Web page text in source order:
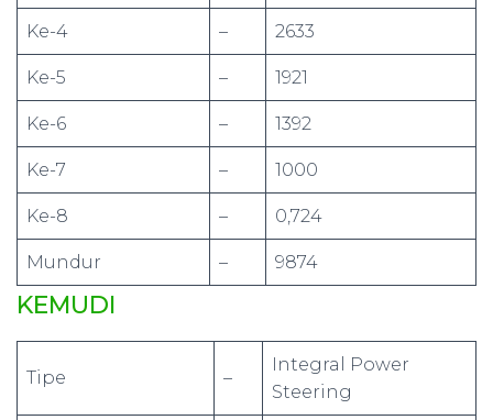
Ke-4 – 2633
Ke-5 – 1921
Ke-6 – 1392
Ke-7 – 1000
Ke-8 – 0,724
Mundur – 9874
KEMUDI
Tipe –
Integral Power
Steering